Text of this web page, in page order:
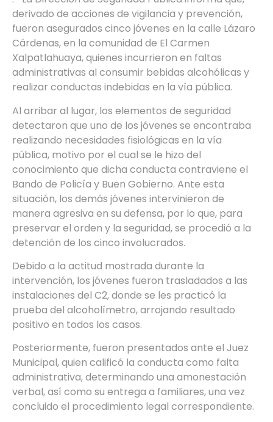
derivado de acciones de vigilancia y prevención,
fueron asegurados cinco jóvenes en la calle Lázaro
Cárdenas, en la comunidad de El Carmen
Xalpatlahuaya, quienes incurrieron en faltas
administrativas al consumir bebidas alcohólicas y
realizar conductas indebidas en la vía pública.
Al arribar al lugar, los elementos de seguridad
detectaron que uno de los jóvenes se encontraba
realizando necesidades fisiológicas en la vía
pública, motivo por el cual se le hizo del
conocimiento que dicha conducta contraviene el
Bando de Policía y Buen Gobierno. Ante esta
situación, los demás jóvenes intervinieron de
manera agresiva en su defensa, por lo que, para
preservar el orden y la seguridad, se procedió a la
detención de los cinco involucrados.
Debido a la actitud mostrada durante la
intervención, los jóvenes fueron trasladados a las
instalaciones del C2, donde se les practicó la
prueba del alcoholímetro, arrojando resultado
positivo en todos los casos.
Posteriormente, fueron presentados ante el Juez
Municipal, quien calificó la conducta como falta
administrativa, determinando una amonestación
verbal, así como su entrega a familiares, una vez
concluido el procedimiento legal correspondiente.